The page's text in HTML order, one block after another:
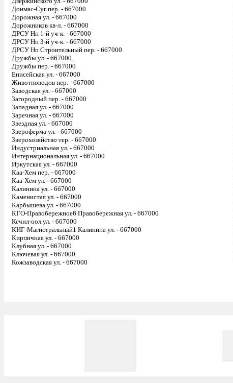
Донмас-Суг пер. - 667000
Дорожная ул. - 667000
Дорожников кв-л. - 667000
ДРСУ Нп 1-й уч-к. - 667000
ДРСУ Нп 3-й уч-к. - 667000
ДРСУ Нп Строительный пер. - 667000
Дружбы ул. - 667000
Дружбы пер. - 667000
Енисейская ул. - 667000
Животноводов пер. - 667000
Заводская ул. - 667000
Загородный пер. - 667000
Западная ул. - 667000
Заречная ул. - 667000
Звездная ул. - 667000
Звероферма ул. - 667000
Зверохозяйство тер. - 667000
Индустриальная ул. - 667000
Интернациональная ул. - 667000
Иркутская ул. - 667000
Каа-Хем пер. - 667000
Каа-Хем ул. - 667000
Калинина ул. - 667000
Каменистая ул. - 667000
Карбышева ул. - 667000
КГО-Правобережное6 Правобережная ул. - 667000
Кечил-оол ул. - 667000
КИГ-Магистральный1 Калинина ул. - 667000
Кирпичная ул. - 667000
Клубная ул. - 667000
Ключевая ул. - 667000
Кожзаводская ул. - 667000